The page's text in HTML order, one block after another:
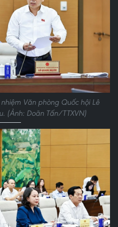
Văn phòng Quốc hội Lê
(Ảnh: Doãn Tấn/TTXVN)